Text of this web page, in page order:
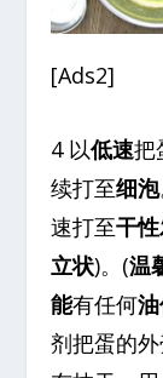
[Ads2]
4 以低速把
续打至细泡
速打至干
立状)。(温
能有任何
剂把蛋的